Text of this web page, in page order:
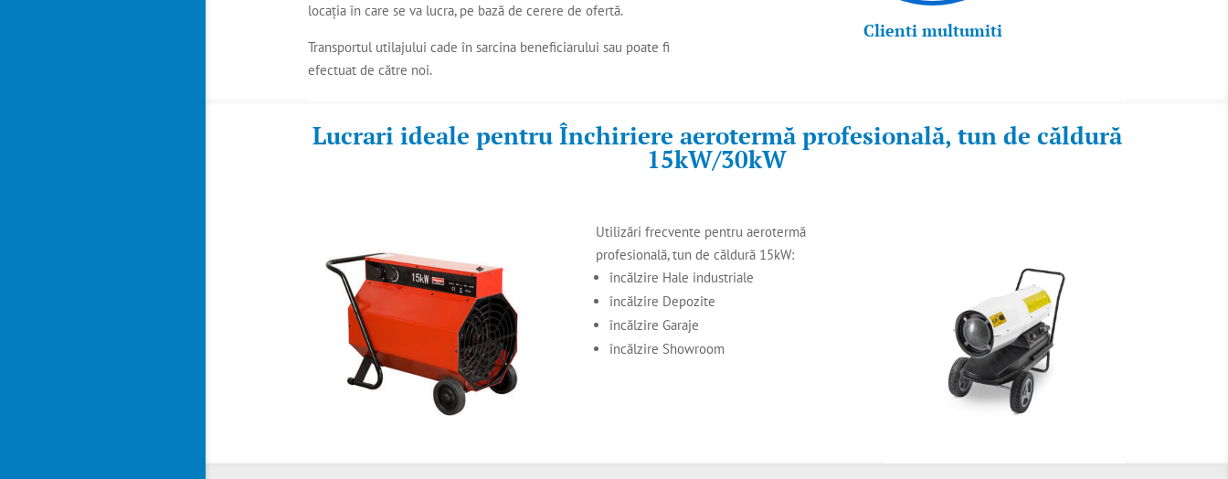
locația în care se va lucra, pe bază de cerere de ofertă.
Transportul utilajului cade în sarcina beneficiarului sau poate fi
efectuat de către noi.
Clienti multumiti
Lucrari ideale pentru Închiriere aerotermă profesională, tun de căldură
15kW/30kW
Utilizări frecvente pentru aerotermă
profesională, tun de căldură 15kW:
încălzire Hale industriale
încălzire Depozite
încălzire Garaje
încălzire Showroom